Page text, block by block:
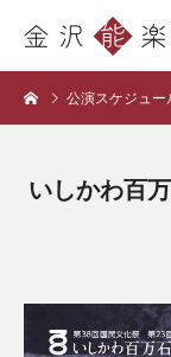
公演スケジュー
いしかわ百